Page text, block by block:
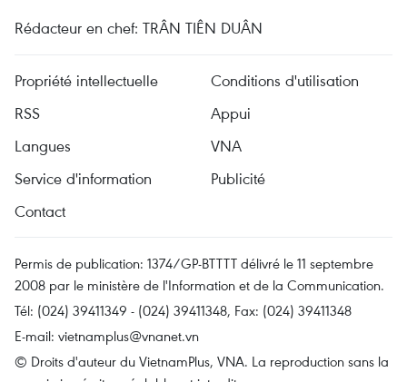
Rédacteur en chef: TRÂN TIÊN DUÂN
Propriété intellectuelle
Conditions d'utilisation
RSS
Appui
Langues
VNA
Service d'information
Publicité
Contact
Permis de publication: 1374/GP-BTTTT délivré le 11 septembre
2008 par le ministère de l'Information et de la Communication.
Tél: (024) 39411349 - (024) 39411348, Fax: (024) 39411348
E-mail: vietnamplus@vnanet.vn
© Droits d'auteur du VietnamPlus, VNA. La reproduction sans la